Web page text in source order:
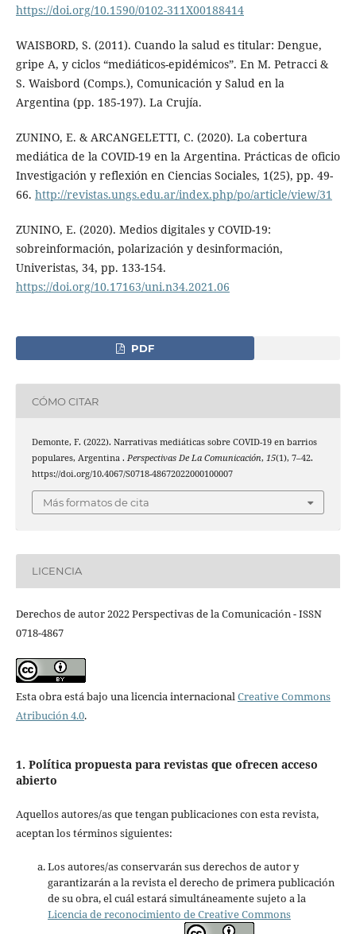
https://doi.org/10.1590/0102-311X00188414
WAISBORD, S. (2011). Cuando la salud es titular: Dengue,
gripe A, y ciclos “mediáticos-epidémicos”. En M. Petracci &
S. Waisbord (Comps.), Comunicación y Salud en la
Argentina (pp. 185-197). La Crujía.
ZUNINO, E. & ARCANGELETTI, C. (2020). La cobertura
mediática de la COVID-19 en la Argentina. Prácticas de oficio
Investigación y reflexión en Ciencias Sociales, 1(25), pp. 49-
66. http://revistas.ungs.edu.ar/index.php/po/article/view/31
ZUNINO, E. (2020). Medios digitales y COVID-19:
sobreinformación, polarización y desinformación,
Univeristas, 34, pp. 133-154.
https://doi.org/10.17163/uni.n34.2021.06
PDF
CÓMO CITAR
Demonte, F. (2022). Narrativas mediáticas sobre COVID-19 en barrios
populares, Argentina . Perspectivas De La Comunicación, 15(1), 7–42.
https://doi.org/10.4067/S0718-48672022000100007
Más formatos de cita
LICENCIA
Derechos de autor 2022 Perspectivas de la Comunicación - ISSN
0718-4867
Esta obra está bajo una licencia internacionalCreative Commons
Atribución 4.0.
1. Política propuesta para revistas que ofrecen acceso
abierto
Aquellos autores/as que tengan publicaciones con esta revista,
aceptan los términos siguientes:
Los autores/as conservarán sus derechos de autor y
garantizarán a la revista el derecho de primera publicación
de su obra, el cuál estará simultáneamente sujeto a la
Licencia de reconocimiento de Creative Commons